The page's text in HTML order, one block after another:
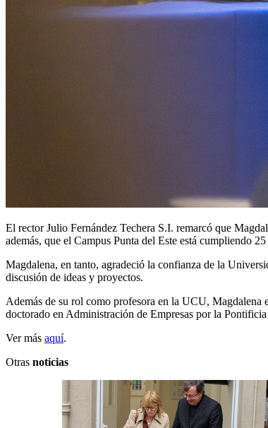
El rector Julio Fernández Techera S.I. remarcó que
además, que el Campus Punta del Este está cumpliendo
Magdalena, en tanto, agradeció la confianza de la
discusión de ideas y proyectos.
Además de su rol como profesora en la UCU, Magdalena
doctorado en Administración de Empresas por la
Ver más aquí.
Otras noticias